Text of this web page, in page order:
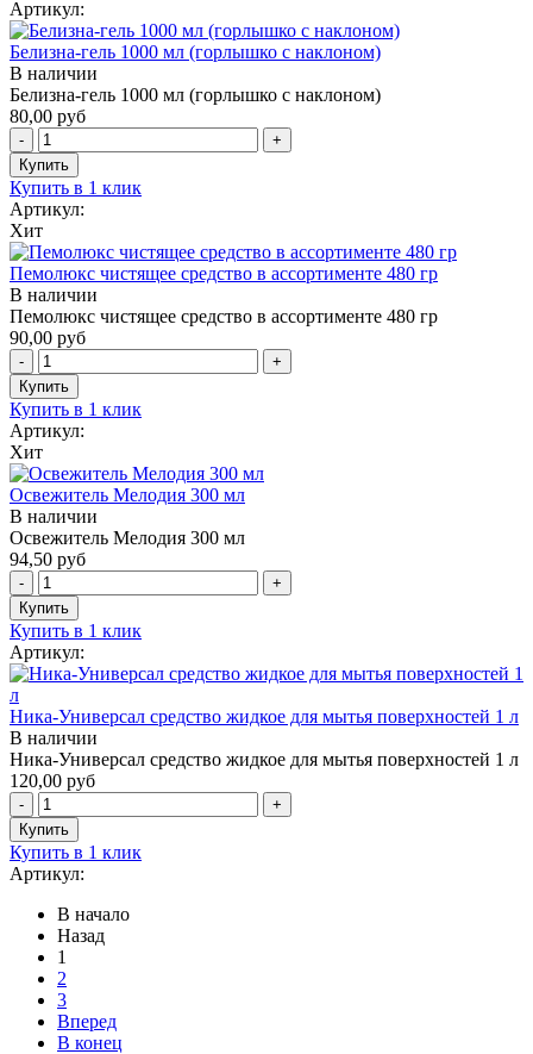
Артикул:
Белизна-гель 1000 мл (горлышко с наклоном)
В наличии
Белизна-гель 1000 мл (горлышко с наклоном)
80,00 руб
Купить в 1 клик
Артикул:
Хит
Пемолюкс чистящее средство в ассортименте 480 гр
В наличии
Пемолюкс чистящее средство в ассортименте 480 гр
90,00 руб
Купить в 1 клик
Артикул:
Хит
Освежитель Мелодия 300 мл
В наличии
Освежитель Мелодия 300 мл
94,50 руб
Купить в 1 клик
Артикул:
Ника-Универсал средство жидкое для мытья поверхностей 1 л
В наличии
Ника-Универсал средство жидкое для мытья поверхностей 1 л
120,00 руб
Купить в 1 клик
Артикул:
В начало
Назад
1
2
3
Вперед
В конец